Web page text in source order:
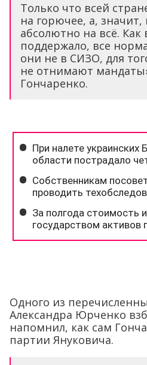
Только что всей
на горючее, а,
абсолютно на всё.
поддержало, все
они не в СИЗО, для
не отнимают
Гончаренко.
Одного из
Александра Юрченко
напомнил, как сам
партии Януковича.